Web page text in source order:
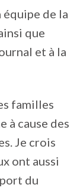
équipe de la
que
et à la
familles
à cause des
Je crois
ont aussi
du